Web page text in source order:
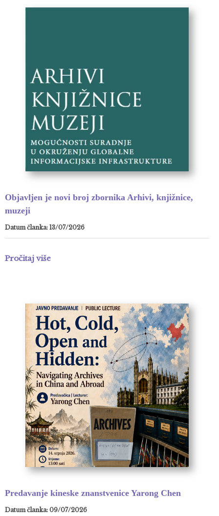
Objavljen je novi broj zbornika Arhivi, knjižnice,
muzeji
Datum članka: 13/07/2026
Pročitaj više
Predavanje kineske znanstvenice Yarong Chen
Datum članka: 09/07/2026